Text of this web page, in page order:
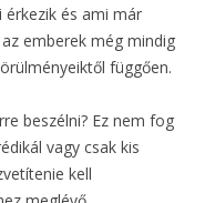
érkezik és ami már
emberek még mindig
függően.
beszélni? Ez nem fog
vagy csak kis
kell